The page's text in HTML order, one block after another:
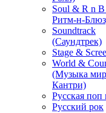
Soul & R n
Ритм-н-
Soundtrack
(Саундтрек)
Stage &
World &
(Музыка
Кантри)
Русская поп
Русский рок